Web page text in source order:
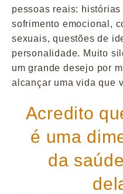
pessoas reais:
sofrimento emocional,
sexuais, questões de
personalidade. Muito
um grande desejo por
alcançar uma vida que
Acredito
é uma
da